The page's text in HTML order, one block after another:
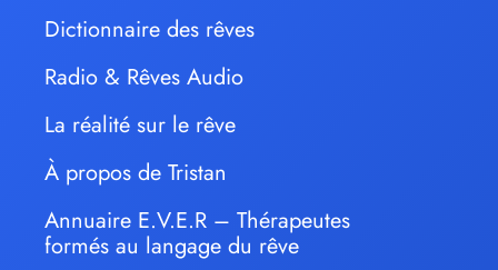
Dictionnaire des rêves
Radio & Rêves Audio
La réalité sur le rêve
À propos de Tristan
Annuaire E.V.E.R – Thérapeutes
formés au langage du rêve